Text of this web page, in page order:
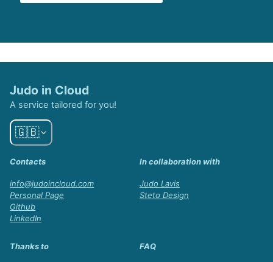
Judo in Cloud
A service tailored for you!
🇬🇧
Contacts
info@judoincloud.com
Personal Page
Github
LinkedIn
In collaboration with
Judo Lavis
Steto Design
Thanks to FAQ